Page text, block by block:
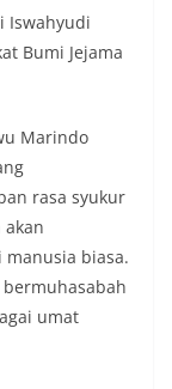
Iswahyudi
Bumi Jejama
Marindo
rasa syukur
biasa.
umat